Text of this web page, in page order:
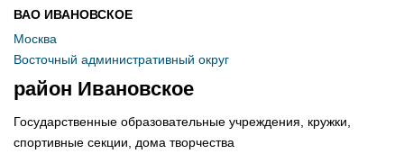
ВАО ИВАНОВСКОЕ
Москва
Восточный административный округ
район Ивановское
Государственные образовательные учреждения, кружки,
спортивные секции, дома творчества